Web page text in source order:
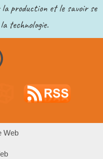
production et le savoir se
technologie.
Web